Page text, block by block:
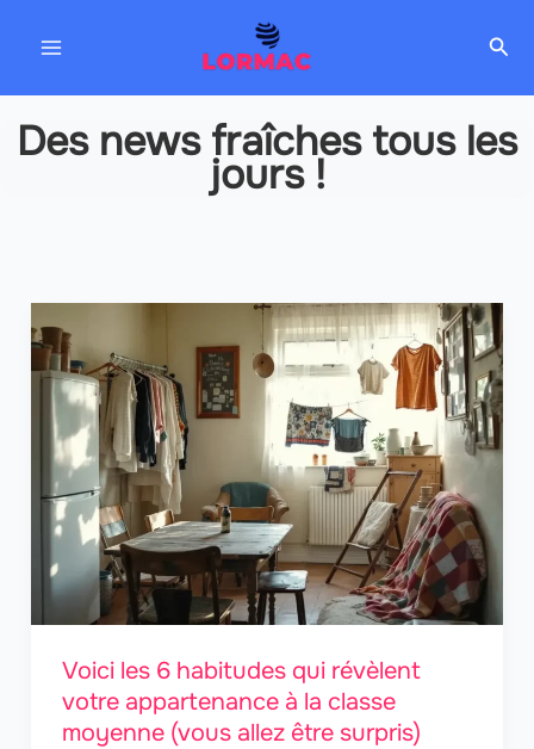
Des news fraîches tous les
jours !
Voici les 6 habitudes qui révèlent
votre appartenance à la classe
moyenne (vous allez être surpris)